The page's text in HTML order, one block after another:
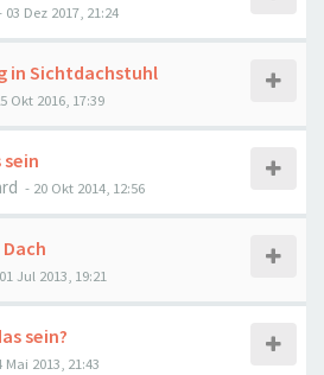
03 Dez 2017, 21:24
in Sichtdachstuhl
Okt 2016, 17:39
sein
- 20 Okt 2014, 12:56
01 Jul 2013, 19:21
sein?
Mai 2013, 21:43